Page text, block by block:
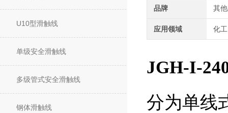
U10型滑触线
单级安全滑触线
多级管式安全滑触线
钢体滑触线
品牌 其
应用领域 化
JGH-I-
分为单线